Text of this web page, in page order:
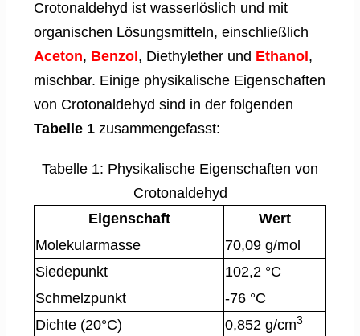
Crotonaldehyd ist wasserlöslich und mit
organischen Lösungsmitteln, einschließlich
Aceton, Benzol, Diethylether und Ethanol,
mischbar. Einige physikalische Eigenschaften
von Crotonaldehyd sind in der folgenden
Tabelle 1 zusammengefasst:
Tabelle 1: Physikalische Eigenschaften von
Crotonaldehyd
Eigenschaft
Wert
Molekularmasse
70,09 g/mol
Siedepunkt
102,2 °C
Schmelzpunkt
-76 °C
Dichte (20°C)
0,852 g/cm3